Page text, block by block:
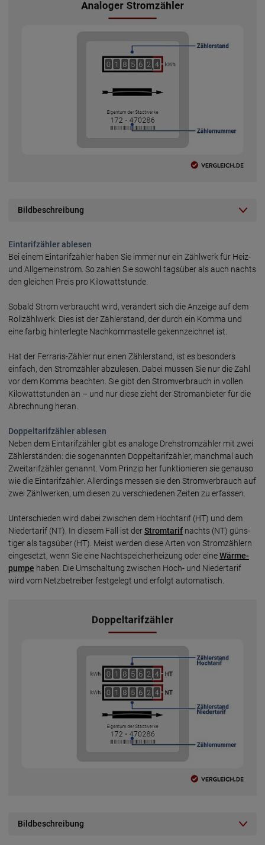
Bildbeschreibung
Eintarifzähler ablesen
Bei einem Eintarifzähler haben Sie immer nur ein Zählwerk für Heiz-
und Allgemein­strom. So zahlen Sie sowohl tags­über als auch nachts
den gleichen Preis pro Kilo­watt­stunde.
Sobald Strom verbraucht wird, verändert sich die Anzeige auf dem
Roll­zähl­werk. Dies ist der Zähler­stand, der durch ein Komma und
eine farbig hinter­legte Nach­komma­stelle gekenn­zeichnet ist.
Hat der Ferraris-Zähler nur einen Zählerstand, ist es besonders
einfach, den Strom­zähler abzulesen. Dabei müssen Sie nur die Zahl
vor dem Komma beachten. Sie gibt den Strom­ver­brauch in vollen
Kilo­watt­stunden an – und nur diese zieht der Strom­anbieter für die
Ab­rech­nung heran.
Doppeltarifzähler ablesen
Neben dem Eintarifzähler gibt es ana­loge Dreh­strom­zähler mit zwei
Zähler­ständen: die soge­nannten Doppel­tarif­zähler, manch­mal auch
Zwei­tarif­zähler genannt. Vom Prin­zip her funk­tio­nieren sie genauso
wie die Ein­tarif­zähler. Aller­dings messen sie den Strom­ver­brauch auf
zwei Zähl­werken, um diesen zu ver­schie­denen Zeiten zu erfassen.
Unterschieden wird dabei zwischen dem Hoch­tarif (HT) und dem
Nieder­tarif (NT). In diesem Fall ist derStrom­tarif nachts (NT) güns­
tiger als tags­über (HT). Meist werden diese Arten von Strom­zählern
einge­setzt, wenn Sie eine Nacht­speicher­heizung oder eineWärme­
pumpe haben. Die Umschal­tung zwischen Hoch- und Nieder­tarif
wird vom Netz­be­treiber fest­gelegt und erfolgt auto­matisch.
Bildbeschreibung